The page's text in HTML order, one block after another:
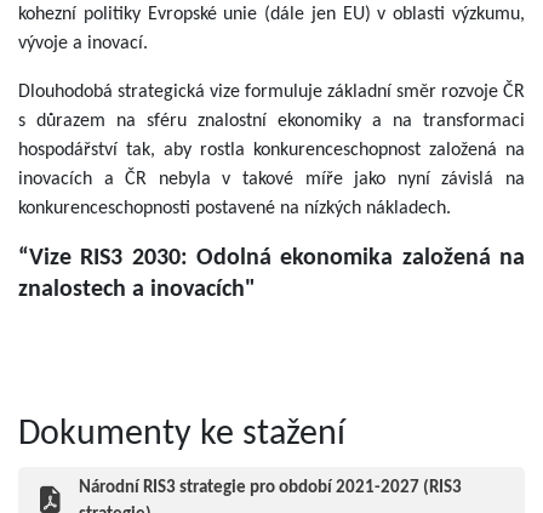
kohezní politiky Evropské unie (dále jen EU) v oblasti výzkumu,
vývoje a inovací.
Dlouhodobá strategická vize formuluje základní směr rozvoje ČR
s důrazem na sféru znalostní ekonomiky a na transformaci
hospodářství tak, aby rostla konkurenceschopnost založená na
inovacích a ČR nebyla v takové míře jako nyní závislá na
konkurenceschopnosti postavené na nízkých nákladech.
“Vize RIS3 2030: Odolná ekonomika založená na
znalostech a inovacích"
Dokumenty ke stažení
Národní RIS3 strategie pro období 2021-2027 (RIS3